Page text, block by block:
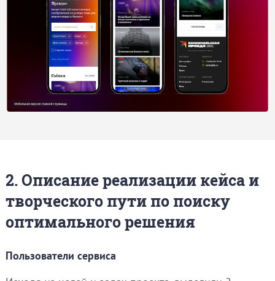
2. Описание реализации кейса и
творческого пути по поиску
оптимального решения
Пользователи сервиса